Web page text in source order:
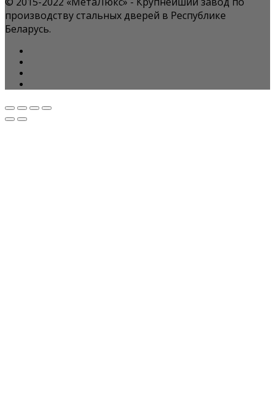
производству стальных дверей в Республике
Беларусь.